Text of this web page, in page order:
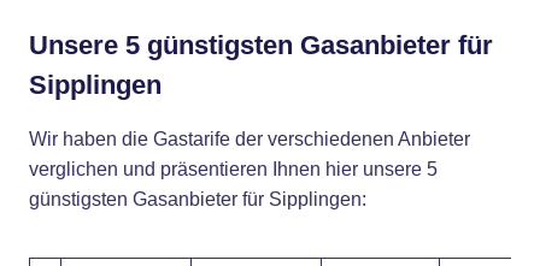
Unsere 5 günstigsten Gasanbieter für
Sipplingen
Wir haben die Gastarife der verschiedenen Anbieter
verglichen und präsentieren Ihnen hier unsere 5
günstigsten Gasanbieter für Sipplingen: